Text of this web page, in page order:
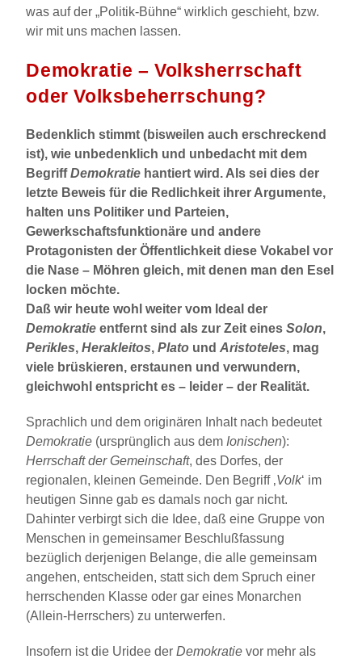
was auf der „Politik-Bühne“ wirklich geschieht, bzw.
wir mit uns machen lassen.
Demokratie – Volksherrschaft
oder Volksbeherrschung?
Bedenklich stimmt (bisweilen auch erschreckend
ist), wie unbedenklich und unbedacht mit dem
BegriffDemokratie hantiert wird. Als sei dies der
letzte Beweis für die Redlichkeit ihrer Argumente,
halten uns Politiker und Parteien,
Gewerkschaftsfunktionäre und andere
Protagonisten der Öffentlichkeit diese Vokabel vor
die Nase – Möhren gleich, mit denen man den Esel
locken möchte.
Daß wir heute wohl weiter vom Ideal der
Demokratie entfernt sind als zur Zeit einesSolon,
Perikles,Herakleitos,Plato undAristoteles, mag
viele brüskieren, erstaunen und verwundern,
gleichwohl entspricht es – leider – der Realität.
Sprachlich und dem originären Inhalt nach bedeutet
Demokratie (ursprünglich aus dem Ionischen):
Herrschaft der Gemeinschaft, des Dorfes, der
regionalen, kleinen Gemeinde. Den Begriff ‚Volk‘ im
heutigen Sinne gab es damals noch gar nicht.
Dahinter verbirgt sich die Idee, daß eine Gruppe von
Menschen in gemein­samer Beschlußfassung
bezüglich derjenigen Belange, die alle gemeinsam
angehen, entscheiden, statt sich dem Spruch einer
herrschenden Klasse oder gar eines Monarchen
(Allein-Herrschers) zu unter­werfen.
Insofern ist die Uridee derDemokratie vor mehr als